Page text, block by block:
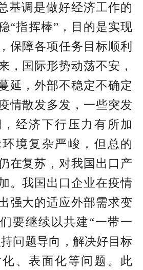
基调是做好经济工作的
“指挥棒”，目的是实现
保障各项任务目标顺利
，国际形势动荡不安，
延，外部不稳定不确定
情散发多发，一些突发
经济下行压力有所加
境复杂严峻，但总的
在复苏，对我国出口产
。我国出口企业在疫情
强大的适应外部需求变
要继续以共建“一带一
问题导向，解决好目标
、表面化等问题。此